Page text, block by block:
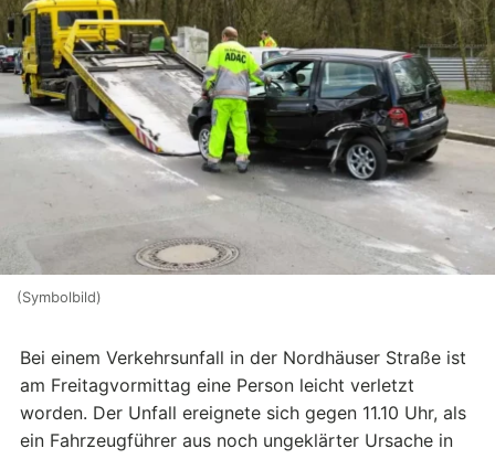
(Symbolbild)
Bei einem Verkehrsunfall in der Nordhäuser Straße ist
am Freitagvormittag eine Person leicht verletzt
worden. Der Unfall ereignete sich gegen 11.10 Uhr, als
ein Fahrzeugführer aus noch ungeklärter Ursache in